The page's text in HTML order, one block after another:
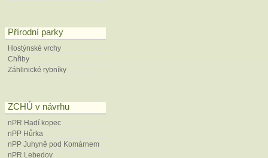
Přírodní parky
Hostýnské vrchy
Chřiby
Záhlinické rybníky
ZCHÚ v návrhu
nPR Hadí kopec
nPP Hůrka
nPP Juhyně pod Komárnem
nPR Lebedov